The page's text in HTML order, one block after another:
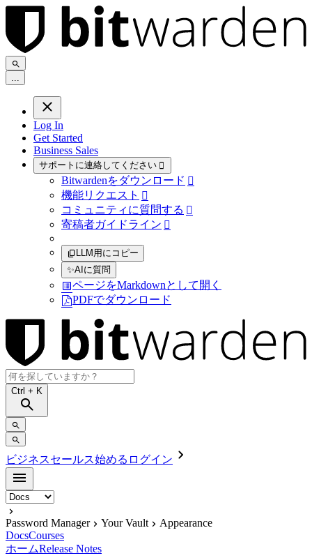
...
Log In
Get Started
Business Sales
サポートに連絡してください 
Bitwardenをダウンロード 
機能リクエスト 
コミュニティに質問する 
寄稿者ガイドライン 
LLM用にコピー
✨AIに質問
ページをMarkdownとして開く
PDFでダウンロード
Ctrl + K
ビジネスセールス始める ログイン
Password Manager Your Vault
Appearance
DocsCourses
ホームRelease Notes